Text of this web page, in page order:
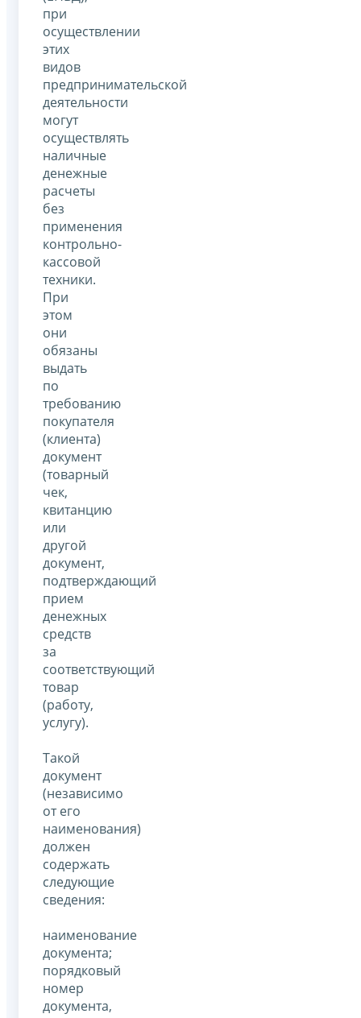
при
осуществлении
этих
видов
предпринимательской
деятельности
могут
осуществлять
наличные
денежные
расчеты
без
применения
контрольно-
кассовой
техники.
При
этом
они
обязаны
выдать
по
требованию
покупателя
(клиента)
документ
(товарный
чек,
квитанцию
или
другой
документ,
подтверждающий
прием
денежных
средств
за
соответствующий
товар
(работу,
услугу).
Такой
документ
(независимо
от его
наименования)
должен
содержать
следующие
сведения:
наименование
документа;
порядковый
номер
документа,